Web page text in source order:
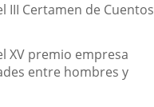
III Certamen de
XV premio empresa
entre hombres y